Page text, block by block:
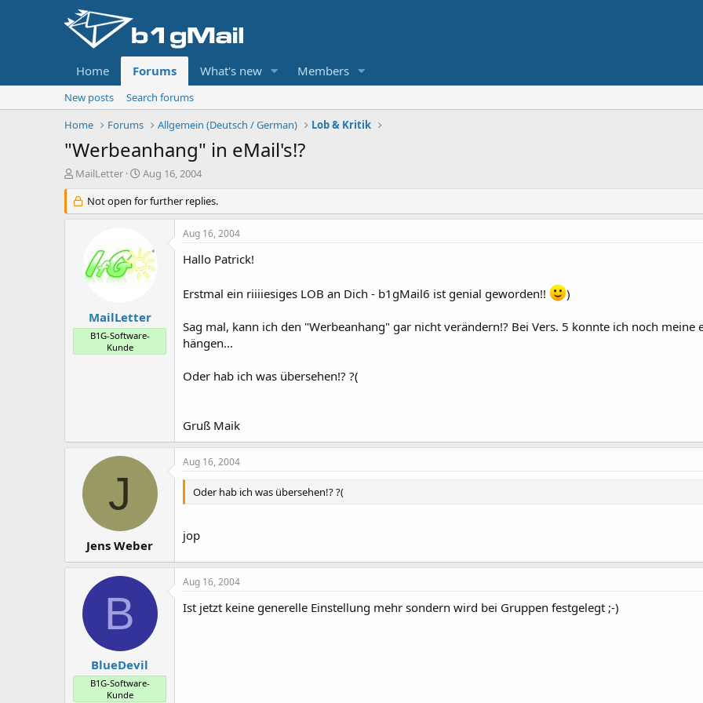
Home Forums What's new Members
New posts
Search forums
Home
Forums Allgemein (Deutsch / German) Lob & Kritik
"Werbeanhang" in eMail's!?
T
r
e
e
MailLetter
S
a
r
a
t
Aug 16, 2004
Not open for further replies.
MailLetter
B1G-Software-
Kunde
Aug 16, 2004
Hallo Patrick!
Erstmal ein riiiiesiges LOB an Dich - b1gMail6 ist genial geworden!! )
Sag mal, kann ich den "Werbeanhang" gar nicht verändern!? Bei Vers. 5 konnte ich noch
hängen...
Oder hab ich was übersehen!? ?(
Gruß Maik
J
Jens Weber
Aug 16, 2004
Oder hab ich was übersehen!? ?(
jop
B
BlueDevil
B1G-Software-
Kunde
Aug 16, 2004
Ist jetzt keine generelle Einstellung mehr sondern wird bei Gruppen festgelegt ;-)